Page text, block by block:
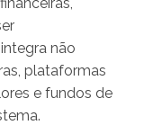
não
plataformas
e fundos de